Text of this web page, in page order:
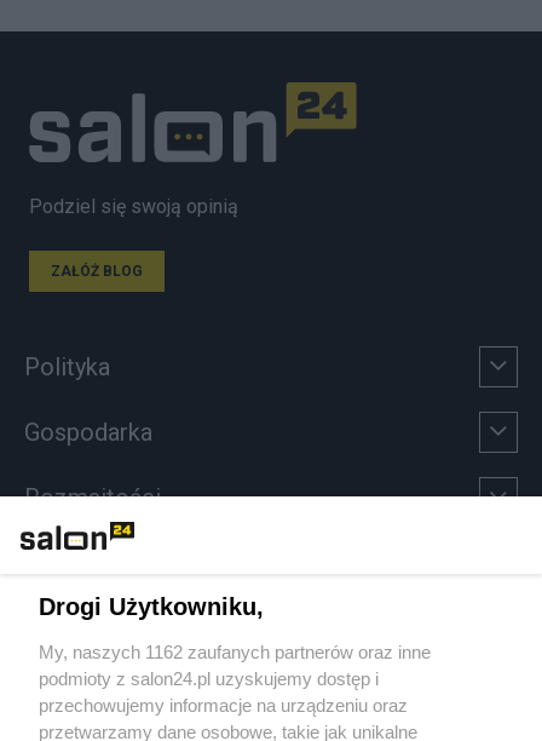
Podziel się swoją opinią
ZAŁÓŻ BLOG
Polityka
Gospodarka
Rozmaitości
Sport
Społeczeństwo
Drogi Użytkowniku,
My, naszych 1162 zaufanych partnerów oraz inne
podmioty z salon24.pl uzyskujemy dostęp i
przechowujemy informacje na urządzeniu oraz
przetwarzamy dane osobowe, takie jak unikalne